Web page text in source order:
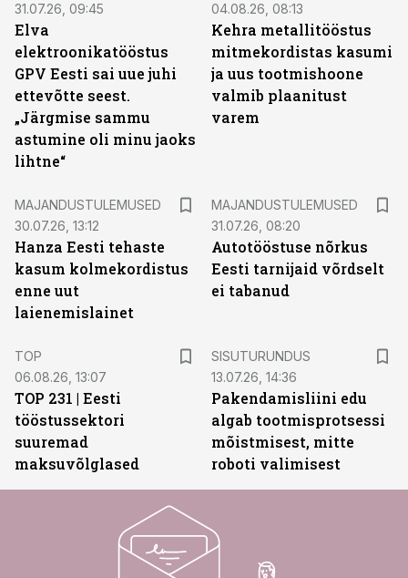
31.07.26, 09:45
Elva
elektroonikatööstus
GPV Eesti sai uue juhi
ettevõtte seest.
„Järgmise sammu
astumine oli minu jaoks
lihtne“
04.08.26, 08:13
Kehra metallitööstus
mitmekordistas kasumi
ja uus tootmishoone
valmib plaanitust
varem
MAJANDUSTULEMUSED
30.07.26, 13:12
Hanza Eesti tehaste
kasum kolmekordistus
enne uut
laienemislainet
MAJANDUSTULEMUSED
31.07.26, 08:20
Autotööstuse nõrkus
Eesti tarnijaid võrdselt
ei tabanud
TOP
06.08.26, 13:07
TOP 231 | Eesti
tööstussektori
suuremad
maksuvõlglased
SISUTURUNDUS
13.07.26, 14:36
Pakendamisliini edu
algab tootmisprotsessi
mõistmisest, mitte
roboti valimisest